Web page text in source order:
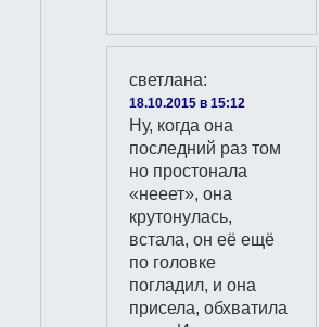
светлана:
18.10.2015 в 15:12
Ну, когда она
последний раз том
но простонала
«нееет», она
крутонулась,
встала, он её ещё
по головке
погладил, и она
присела, обхватила